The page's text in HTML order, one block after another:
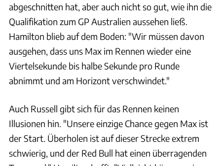
abgeschnitten hat, aber auch nicht so gut, wie ihn die
Qualifikation zum GP Australien aussehen ließ.
Hamilton blieb auf dem Boden: "Wir müssen davon
ausgehen, dass uns Max im Rennen wieder eine
Viertelsekunde bis halbe Sekunde pro Runde
abnimmt und am Horizont verschwindet."
Auch Russell gibt sich für das Rennen keinen
Illusionen hin. "Unsere einzige Chance gegen Max ist
der Start. Überholen ist auf dieser Strecke extrem
schwierig, und der Red Bull hat einen überragenden